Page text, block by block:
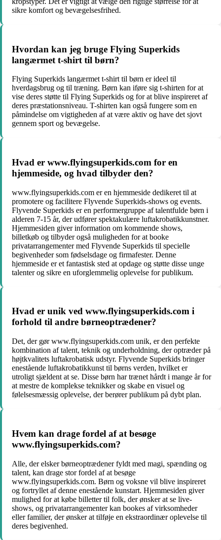
sikre komfort og bevægelsesfrihed.
Hvordan kan jeg bruge Flying Superkids
langærmet t-shirt til børn?
Flying Superkids langærmet t-shirt til børn er ideel til
hverdagsbrug og til træning. Børn kan iføre sig t-shirten for at
vise deres støtte til Flying Superkids og for at blive inspireret af
deres præstationsniveau. T-shirten kan også fungere som en
påmindelse om vigtigheden af ​​at være aktiv og have det sjovt
gennem sport og bevægelse.
Hvad er www.flyingsuperkids.com for en
hjemmeside, og hvad tilbyder den?
www.flyingsuperkids.com er en hjemmeside dedikeret til at
promotere og facilitere Flyvende Superkids-shows og events.
Flyvende Superkids er en performergruppe af talentfulde børn i
alderen 7-15 år, der udfører spektakulære luftakrobatikkunstner.
Hjemmesiden giver information om kommende shows,
billetkøb og tilbyder også muligheden for at booke
privatarrangementer med Flyvende Superkids til specielle
begivenheder som fødselsdage og firmafester. Denne
hjemmeside er et fantastisk sted at opdage og støtte disse unge
talenter og sikre en uforglemmelig oplevelse for publikum.
Hvad er unik ved www.flyingsuperkids.com i
forhold til andre børneoptrædener?
Det, der gør www.flyingsuperkids.com unik, er den perfekte
kombination af talent, teknik og underholdning, der optræder på
højtkvalitets luftakrobatisk udstyr. Flyvende Superkids bringer
enestående luftakrobatikkunst til børns verden, hvilket er
utroligt sjældent at se. Disse børn har trænet hårdt i mange år for
at mestre de komplekse teknikker og skabe en visuel og
følelsesmæssig oplevelse, der berører publikum på dybt plan.
Hvem kan drage fordel af at besøge
www.flyingsuperkids.com?
Alle, der elsker børneoptrædener fyldt med magi, spænding og
talent, kan drage stor fordel af at besøge
www.flyingsuperkids.com. Børn og voksne vil blive inspireret
og fortryllet af denne enestående kunstart. Hjemmesiden giver
mulighed for at købe billetter til folk, der ønsker at se live-
shows, og privatarrangementer kan bookes af virksomheder
eller familier, der ønsker at tilføje en ekstraordinær oplevelse til
deres begivenhed.